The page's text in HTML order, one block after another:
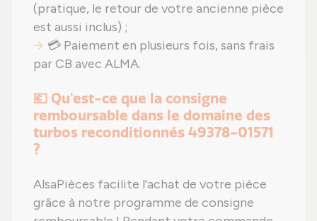
(pratique, le retour de votre ancienne pièce
est aussi inclus) ;
💳 Paiement en plusieurs fois, sans frais
par CB avec ALMA.
💶 Qu'est-ce que la consigne
remboursable dans le domaine des
turbos reconditionnés 49378-01571
?
AlsaPièces facilite l'achat de votre pièce
grâce à notre programme de consigne